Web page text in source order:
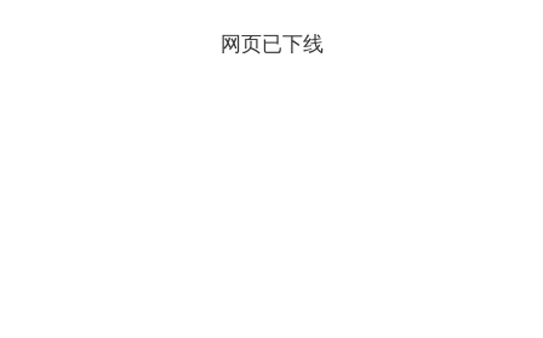
网页已下线